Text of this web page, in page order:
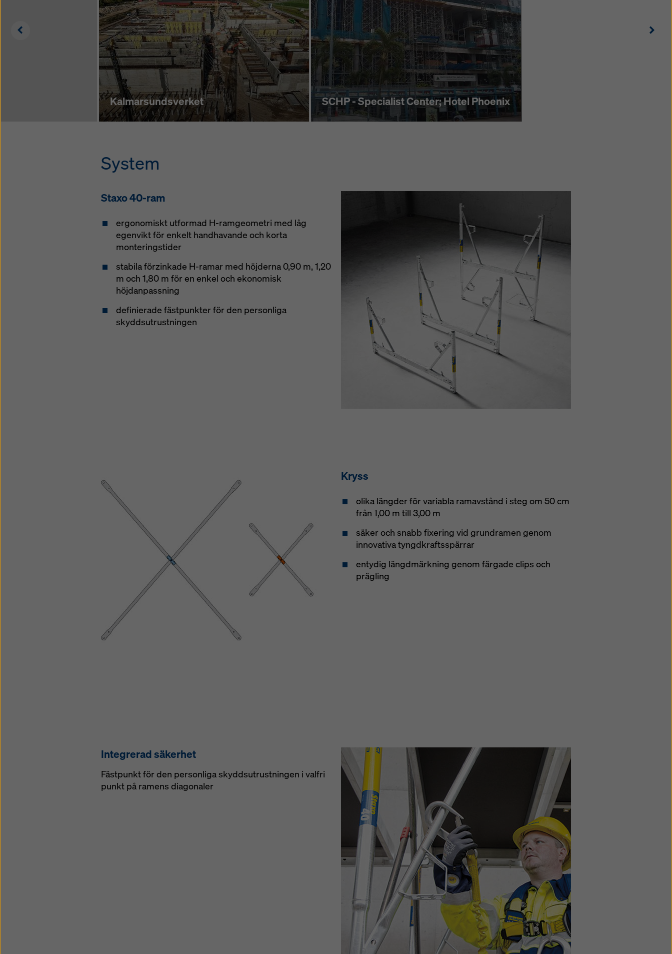
Kalmarsundsverket SCHP - Specialist Center; Hotel Phoenix
Left
System
Staxo 40-ram
ergonomiskt utformad H-ramgeometri med låg
egenvikt för enkelt handhavande och korta
monteringstider
stabila förzinkade H-ramar med höjderna 0,90 m, 1,20
m och 1,80 m för en enkel och ekonomisk
höjdanpassning
definierade fästpunkter för den personliga
skyddsutrustningen
Kryss
olika längder för variabla ramavstånd i steg om 50 cm
från 1,00 m till 3,00 m
säker och snabb fixering vid grundramen genom
innovativa tyngdkraftsspärrar
entydig längdmärkning genom färgade clips och
prägling
Integrerad säkerhet
Fästpunkt för den personliga skyddsutrustningen i valfri
punkt på ramens diagonaler